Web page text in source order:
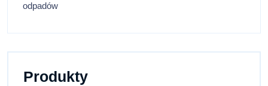
odpadów
Produkty